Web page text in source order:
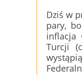
Dziś w
pary,
inflacja
Turcji